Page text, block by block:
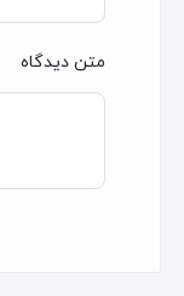
متن دیدگاه